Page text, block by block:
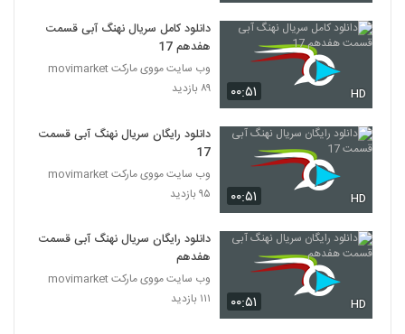
۰۰:۵۱ HD
دانلود کامل سریال نهنگ آبی قسمت
هفدهم 17
وب سایت مووی مارکت movimarket
۸۹ بازدید
۰۰:۵۱ HD
دانلود رایگان سریال نهنگ آبی قسمت
17
وب سایت مووی مارکت movimarket
۹۵ بازدید
۰۰:۵۱ HD
دانلود رایگان سریال نهنگ آبی قسمت
هفدهم
وب سایت مووی مارکت movimarket
۱۱۱ بازدید